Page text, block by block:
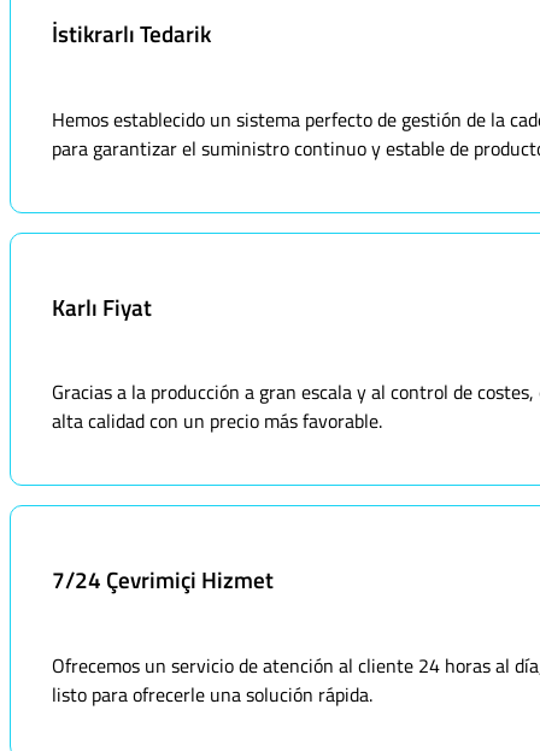
İstikrarlı Tedarik
Hemos establecido un sistema perfecto de gestión de la
para garantizar el suministro continuo y estable de
Karlı Fiyat
Gracias a la producción a gran escala y al control de
alta calidad con un precio más favorable.
7/24 Çevrimiçi Hizmet
Ofrecemos un servicio de atención al cliente 24 horas al
listo para ofrecerle una solución rápida.